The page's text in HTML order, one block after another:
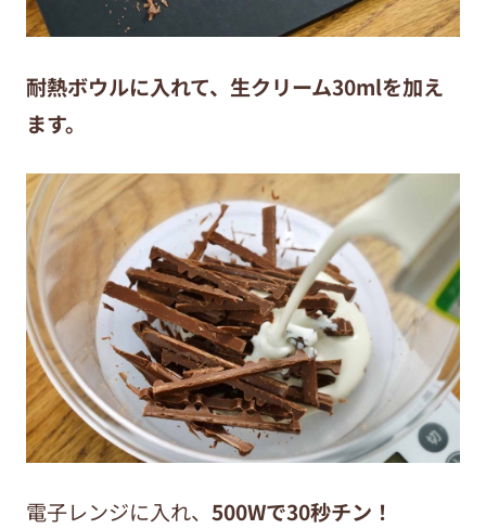
耐熱ボウルに入れて、生クリーム30mlを加え
ます。
電子レンジに入れ、 500Wで30秒チン！